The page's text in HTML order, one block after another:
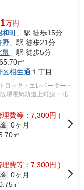
万円
和町 」駅 徒歩15分
野 」駅 徒歩21分
畠 」駅 徒歩5分
㎡
区相生通 １丁目
ロック・エレベーター・
理費等：7,300円 )
0ヶ月
㎡
理費等：7,300円 )
0ヶ月
㎡